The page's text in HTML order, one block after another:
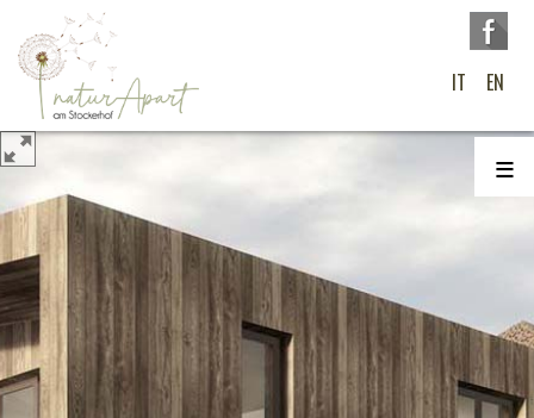
IT EN